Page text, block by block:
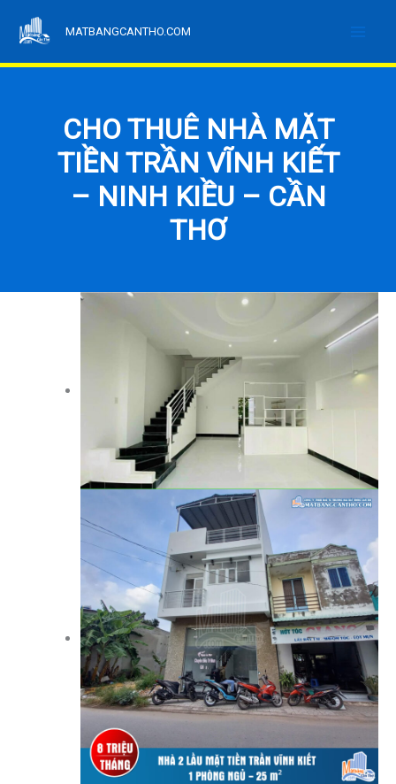
nội
MATBANGCANTHO.COM
CHO THUÊ NHÀ MẶT
TIỀN TRẦN VĨNH KIẾT
– NINH KIỀU – CẦN
THƠ